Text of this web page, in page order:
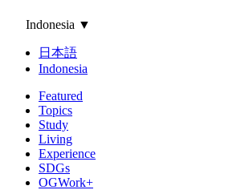
Indonesia ▼
日本語
Indonesia
Featured
Topics
Study
Living
Experience
SDGs
OGWork+